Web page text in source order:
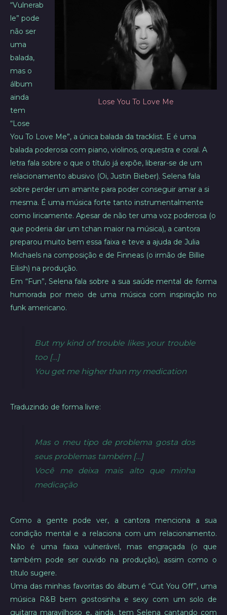
Lose You To Love Me
“Vulnerab
le” pode
não ser
uma
balada,
mas o
álbum
ainda
tem
“Lose
You To Love Me”, a única balada da tracklist. E é uma
balada poderosa com piano, violinos, orquestra e coral. A
letra fala sobre o que o título já expõe, liberar-se de um
relacionamento abusivo (Oi, Justin Bieber). Selena fala
sobre perder um amante para poder conseguir amar a si
mesma. É uma música forte tanto instrumentalmente
como liricamente. Apesar de não ter uma voz poderosa (o
que poderia dar um tchan maior na música), a cantora
preparou muito bem essa faixa e teve a ajuda de Julia
Michaels na composição e de Finneas (o irmão de Billie
Eilish) na produção.
Em “Fun”, Selena fala sobre a sua saúde mental de forma
humorada por meio de uma música com inspiração no
funk americano.
But my kind of trouble likes your trouble
too […]
You get me higher than my medication
Traduzindo de forma livre:
Mas o meu tipo de problema gosta dos
seus problemas também […]
Você me deixa mais alto que minha
medicação
Como a gente pode ver, a cantora menciona a sua
condição mental e a relaciona com um relacionamento.
Não é uma faixa vulnerável, mas engraçada (o que
também pode ser ouvido na produção), assim como o
título sugere.
Uma das minhas favoritas do álbum é “Cut You Off”, uma
música R&B bem gostosinha e sexy com um solo de
guitarra maravilhoso e, ainda, tem Selena cantando com